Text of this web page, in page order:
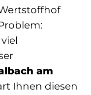
am
Ihnen diesen